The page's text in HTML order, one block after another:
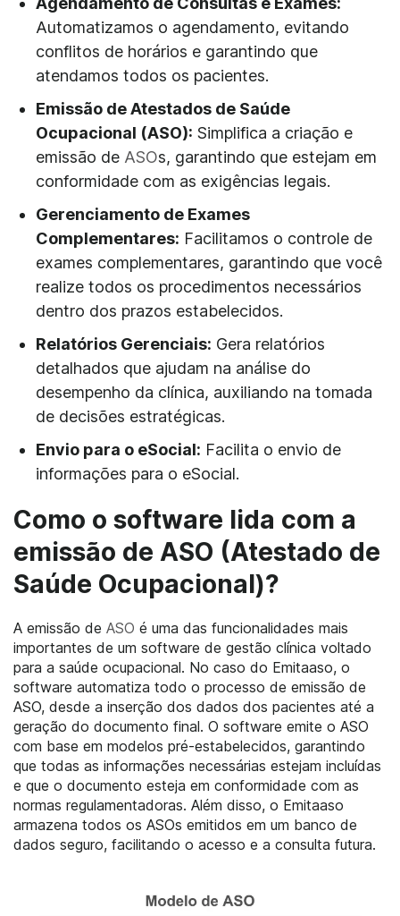
Automatizamos o agendamento, evitando
conflitos de horários e garantindo que
atendamos todos os pacientes.
Emissão de Atestados de Saúde
Ocupacional (ASO): Simplifica a criação e
emissão de ASOs, garantindo que estejam em
conformidade com as exigências legais.
Gerenciamento de Exames
Complementares: Facilitamos o controle de
exames complementares, garantindo que você
realize todos os procedimentos necessários
dentro dos prazos estabelecidos.
Relatórios Gerenciais: Gera relatórios
detalhados que ajudam na análise do
desempenho da clínica, auxiliando na tomada
de decisões estratégicas.
Envio para o eSocial: Facilita o envio de
informações para o eSocial.
Como o software lida com a
emissão de ASO (Atestado de
Saúde Ocupacional)?
A emissão de ASO é uma das funcionalidades mais
importantes de um software de gestão clínica voltado
para a saúde ocupacional. No caso do Emitaaso, o
software automatiza todo o processo de emissão de
ASO, desde a inserção dos dados dos pacientes até a
geração do documento final. O software emite o ASO
com base em modelos pré-estabelecidos, garantindo
que todas as informações necessárias estejam incluídas
e que o documento esteja em conformidade com as
normas regulamentadoras. Além disso, o Emitaaso
armazena todos os ASOs emitidos em um banco de
dados seguro, facilitando o acesso e a consulta futura.